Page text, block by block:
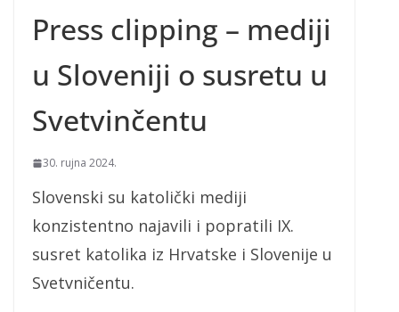
Press clipping – mediji
u Sloveniji o susretu u
Svetvinčentu
30. rujna 2024.
Slovenski su katolički mediji
konzistentno najavili i popratili IX.
susret katolika iz Hrvatske i Slovenije u
Svetvničentu.